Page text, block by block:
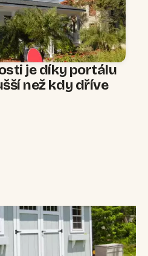
je díky portálu
než kdy dříve